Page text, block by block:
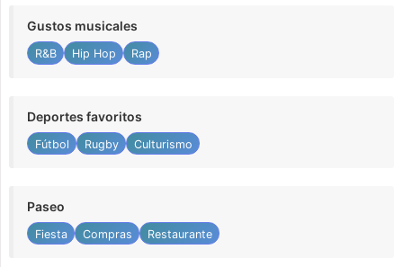
Gustos musicales
R&B Hip Hop Rap
Deportes favoritos
Fútbol Rugby Culturismo
Paseo
Fiesta Compras Restaurante